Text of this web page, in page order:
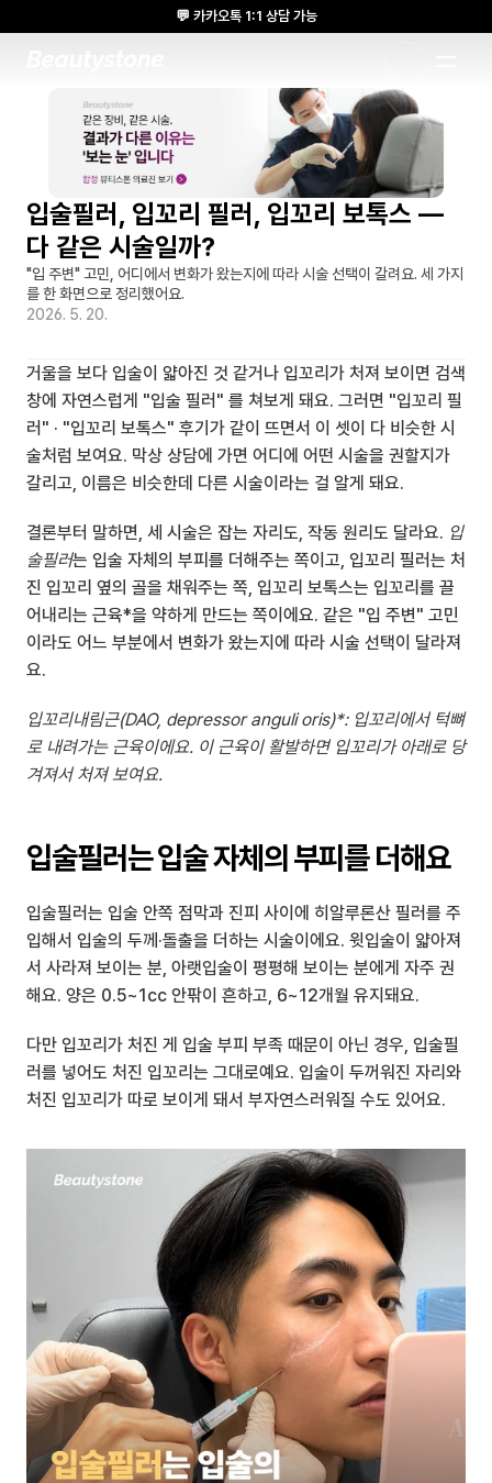
입술필러, 입꼬리 필러, 입꼬리 보톡스 —
다 같은 시술일까?
"입 주변" 고민, 어디에서 변화가 왔는지에 따라 시술 선택이 갈려요. 세 가지
를 한 화면으로 정리했어요.
2026. 5. 20.
거울을 보다 입술이 얇아진 것 같거나 입꼬리가 처져 보이면 검색
창에 자연스럽게 "입술 필러" 를 쳐보게 돼요. 그러면 "입꼬리 필
러" · "입꼬리 보톡스" 후기가 같이 뜨면서 이 셋이 다 비슷한 시
술처럼 보여요. 막상 상담에 가면 어디에 어떤 시술을 권할지가
갈리고, 이름은 비슷한데 다른 시술이라는 걸 알게 돼요.
결론부터 말하면, 세 시술은 잡는 자리도, 작동 원리도 달라요. 입
술필러는 입술 자체의 부피를 더해주는 쪽이고, 입꼬리 필러는 처
진 입꼬리 옆의 골을 채워주는 쪽, 입꼬리 보톡스는 입꼬리를 끌
어내리는 근육*을 약하게 만드는 쪽이에요. 같은 "입 주변" 고민
이라도 어느 부분에서 변화가 왔는지에 따라 시술 선택이 달라져
요.
입꼬리내림근(DAO, depressor anguli oris)*: 입꼬리에서 턱뼈
로 내려가는 근육이에요. 이 근육이 활발하면 입꼬리가 아래로 당
겨져서 처져 보여요.
입술필러는 입술 자체의 부피를 더해요
입술필러는 입술 안쪽 점막과 진피 사이에 히알루론산 필러를 주
입해서 입술의 두께·돌출을 더하는 시술이에요. 윗입술이 얇아져
서 사라져 보이는 분, 아랫입술이 평평해 보이는 분에게 자주 권
해요. 양은 0.5~1cc 안팎이 흔하고, 6~12개월 유지돼요.
다만 입꼬리가 처진 게 입술 부피 부족 때문이 아닌 경우, 입술필
러를 넣어도 처진 입꼬리는 그대로예요. 입술이 두꺼워진 자리와
처진 입꼬리가 따로 보이게 돼서 부자연스러워질 수도 있어요.
💬 카카오톡 1:1 상담 가능
🌸 뷰티스톤의원 메디톡스 방콕 Cadaver workshop 참석 🌸